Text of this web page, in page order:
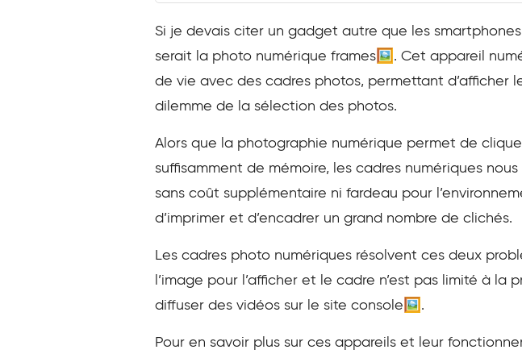
Si je devais citer un gadget autre que les
serait la photo numérique frames🖼️. Cet appareil
de vie avec des cadres photos, permettant d’afficher
dilemme de la sélection des photos.
Alors que la photographie numérique permet de
suffisamment de mémoire, les cadres numériques
sans coût supplémentaire ni fardeau pour
d’imprimer et d’encadrer un grand nombre de clichés.
Les cadres photo numériques résolvent ces deux
l’image pour l’afficher et le cadre n’est pas limité à
diffuser des vidéos sur le site console🖼️.
Pour en savoir plus sur ces appareils et leur